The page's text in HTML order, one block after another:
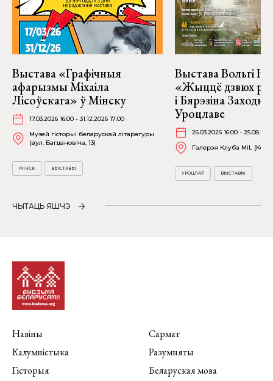
Выстава «Графічныя
афарызмы Міхаіла
Лісоўскага» ў Мінску
17.03.2026 16:00 - 31.12.2026 17:00
Музей гісторыі беларускай літаратуры
(вул. Багдановіча, 13)
МІНСК ВЫСТАВЫ
Выстава Вольгі
«Жыццё дзвюх
і Бярэзіна
Уроцлаве
26.03.2026 16:00 -
Галерэя Клуба MiL
УРОЦЛАЎ ВЫСТАВЫ
ЧЫТАЦЬ ЯШЧЭ
Навіны
Калумністыка
Гісторыя
Сармат
Разумняты
Беларуская мова